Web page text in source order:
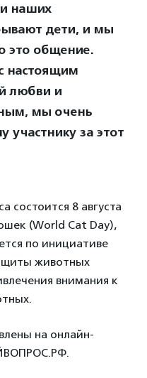
наших
дети, и мы
это общение.
настоящим
любви и
мы очень
участнику за этот
состоится 8 августа
(World Cat Day),
по инициативе
животных
внимания к
на онлайн-